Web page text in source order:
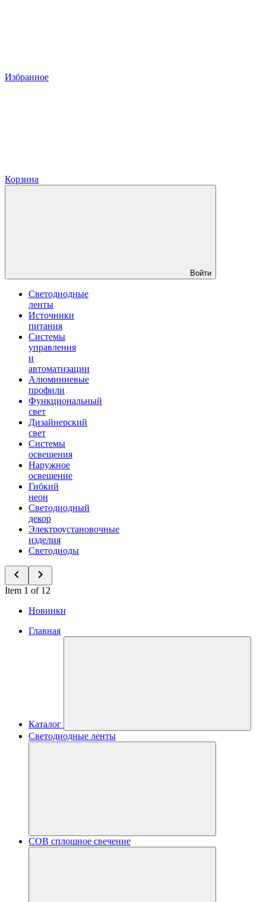
Избранное
Корзина
Войти
Светодиодные
ленты
Источники
питания
Системы
управления
и
автоматизации
Алюминиевые
профили
Функциональный
свет
Дизайнерский
свет
Системы
освещения
Наружное
освещение
Гибкий
неон
Светодиодный
декор
Электроустановочные
изделия
Светодиоды
Item 1 of 12
Новинки
Главная
Каталог
Светодиодные ленты
COB сплошное свечение